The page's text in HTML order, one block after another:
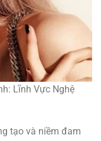
Lĩnh Vực Nghệ
tạo và niềm đam